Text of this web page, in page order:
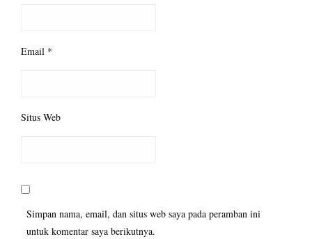
Email *
Situs Web
Simpan nama, email, dan situs web saya pada peramban ini
untuk komentar saya berikutnya.